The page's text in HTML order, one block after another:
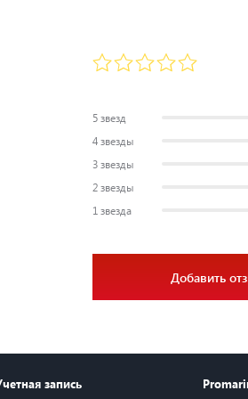
5 звезд
4 звезды
3 звезды
2 звезды
1 звезда
Добавить
запись